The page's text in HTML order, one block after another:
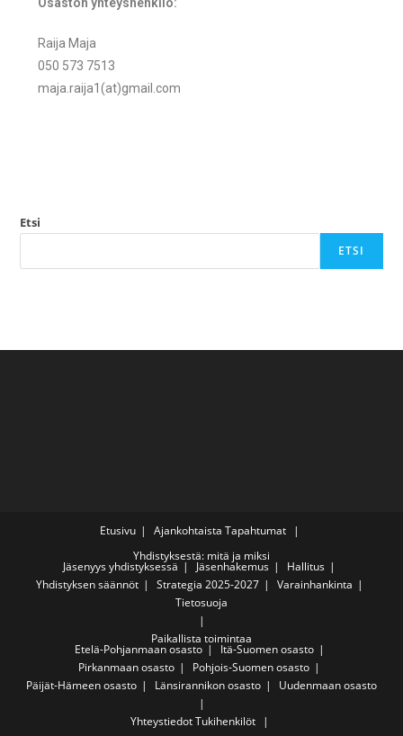
Raija Maja
050 573 7513
maja.raija1(at)gmail.com
Etsi
ETSI
Etusivu Ajankohtaista Tapahtumat
Yhdistyksestä: mitä ja miksi
Jäsenyys yhdistyksessä Jäsenhakemus
Hallitus
Yhdistyksen säännöt
Strategia 2025-2027
Varainhankinta
Tietosuoja
Paikallista toimintaa
Etelä-Pohjanmaan osasto
Itä-Suomen osasto
Pirkanmaan osasto
Pohjois-Suomen osasto
Päijät-Hämeen osasto
Länsirannikon osasto Uudenmaan osasto
Yhteystiedot Tukihenkilöt